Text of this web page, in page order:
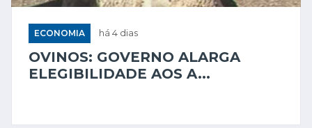
ECONOMIA há 4 dias
OVINOS: GOVERNO ALARGA
ELEGIBILIDADE AOS A...